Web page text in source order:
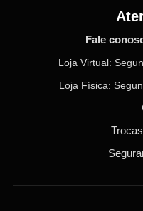
Fale
Loja Virtual:
Loja Física: